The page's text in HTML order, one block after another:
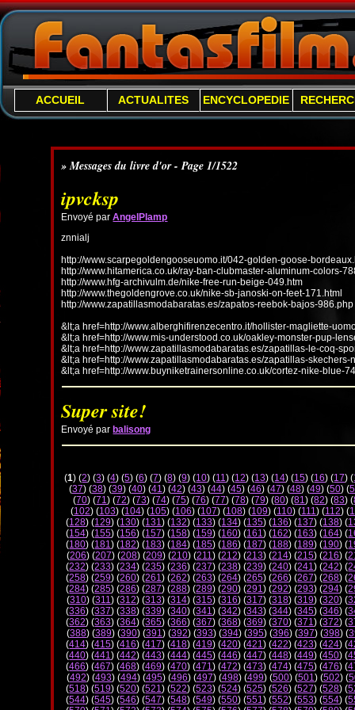
ACCUEIL ACTUALITES ENCYCLOPEDIE
» Messages du livre d'or - Page 1/1522
ipvcksp
Envoyé parAngelPlamp
znnialj
http://www.scarpegoldengooseuomo.it/042-golden-goose-
http://www.hitamerica.co.uk/ray-ban-clubmaster-aluminum-colors-
http://www.hfg-archivulm.de/nike-free-run-beige-049.htm
http://www.thegoldengrove.co.uk/nike-sb-janoski-on-feet-171.html
http://www.zapatillasmodabaratas.es/zapatos-reebok-bajos-986.php
&lt;a href=http://www.alberghifirenzecentro.it/hollister-magliette-
&lt;a href=http://www.mis-understood.co.uk/oakley-monster-pup-
&lt;a href=http://www.zapatillasmodabaratas.es/zapatillas-le-coq-
&lt;a href=http://www.zapatillasmodabaratas.es/zapatillas-
&lt;a href=http://www.buyniketrainersonline.co.uk/cortez-nike-blue-
Super site!
Envoyé par balisong
(1) (2) (3) (4) (5) (6) (7) (8) (9) (10) (11) (12) (13) (14) (15) (16) (17) (
(37) (38) (39) (40) (41) (42) (43) (44) (45) (46) (47) (48) (49) (50) (
(70) (71) (72) (73) (74) (75) (76) (77) (78) (79) (80) (81) (82) (83) (
(102) (103) (104) (105) (106) (107) (108) (109) (110) (111) (112) (
(128) (129) (130) (131) (132) (133) (134) (135) (136) (137) (138) (
(154) (155) (156) (157) (158) (159) (160) (161) (162) (163) (164) (
(180) (181) (182) (183) (184) (185) (186) (187) (188) (189) (190) (
(206) (207) (208) (209) (210) (211) (212) (213) (214) (215) (216) (
(232) (233) (234) (235) (236) (237) (238) (239) (240) (241) (242) (
(258) (259) (260) (261) (262) (263) (264) (265) (266) (267) (268) (
(284) (285) (286) (287) (288) (289) (290) (291) (292) (293) (294) (
(310) (311) (312) (313) (314) (315) (316) (317) (318) (319) (320) (
(336) (337) (338) (339) (340) (341) (342) (343) (344) (345) (346) (
(362) (363) (364) (365) (366) (367) (368) (369) (370) (371) (372) (
(388) (389) (390) (391) (392) (393) (394) (395) (396) (397) (398) (
(414) (415) (416) (417) (418) (419) (420) (421) (422) (423) (424) (
(440) (441) (442) (443) (444) (445) (446) (447) (448) (449) (450) (
(466) (467) (468) (469) (470) (471) (472) (473) (474) (475) (476) (
(492) (493) (494) (495) (496) (497) (498) (499) (500) (501) (502) (
(518) (519) (520) (521) (522) (523) (524) (525) (526) (527) (528) (
(544) (545) (546) (547) (548) (549) (550) (551) (552) (553) (554) (